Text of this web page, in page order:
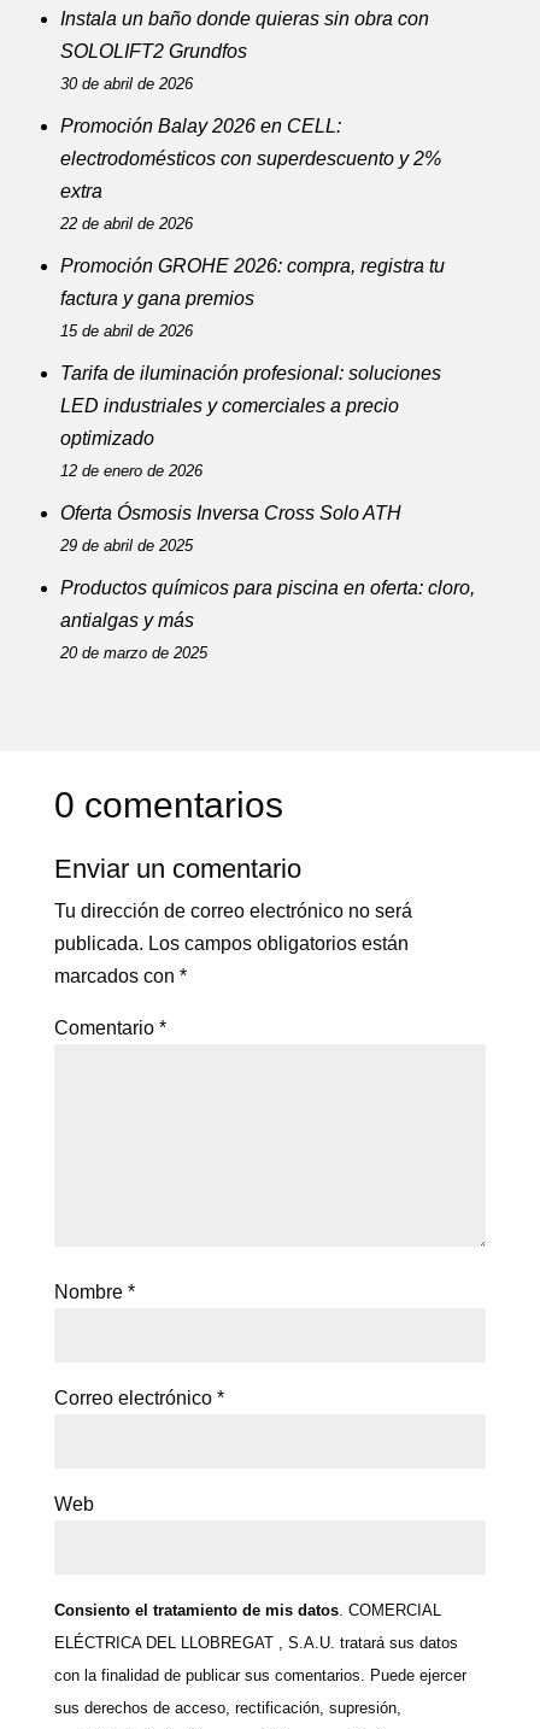
Instala un baño donde quieras sin obra con
SOLOLIFT2 Grundfos
30 de abril de 2026
Promoción Balay 2026 en CELL:
electrodomésticos con superdescuento y 2%
extra
22 de abril de 2026
Promoción GROHE 2026: compra, registra tu
factura y gana premios
15 de abril de 2026
Tarifa de iluminación profesional: soluciones
LED industriales y comerciales a precio
optimizado
12 de enero de 2026
Oferta Ósmosis Inversa Cross Solo ATH
29 de abril de 2025
Productos químicos para piscina en oferta: cloro,
antialgas y más
20 de marzo de 2025
0 comentarios
Enviar un comentario
Tu dirección de correo electrónico no será
publicada. Los campos obligatorios están
marcados con *
Comentario *
Nombre *
Correo electrónico *
Web
Consiento el tratamiento de mis datos. COMERCIAL
ELÉCTRICA DEL LLOBREGAT , S.A.U. tratará sus datos
con la finalidad de publicar sus comentarios. Puede ejercer
sus derechos de acceso, rectificación, supresión,